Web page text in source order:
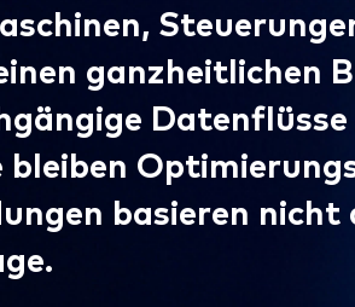
ganzheitlichen
basieren nicht